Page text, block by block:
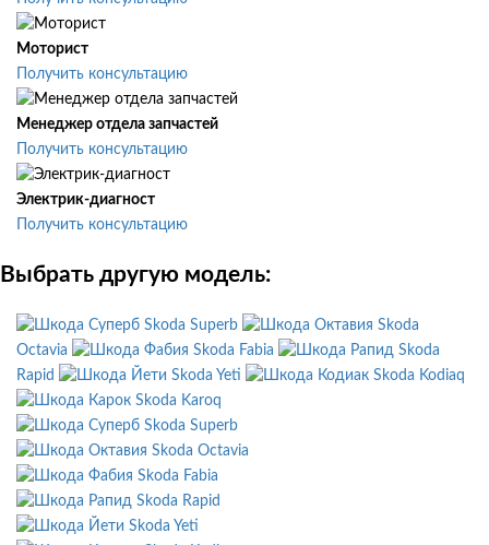
Моторист
Получить консультацию
Менеджер отдела запчастей
Получить консультацию
Электрик-диагност
Получить консультацию
Выбрать другую модель:
Skoda Superb
Skoda
Octavia
Skoda Fabia
Skoda
Rapid
Skoda Yeti
Skoda Kodiaq
Skoda Karoq
Skoda Superb
Skoda Octavia
Skoda Fabia
Skoda Rapid
Skoda Yeti